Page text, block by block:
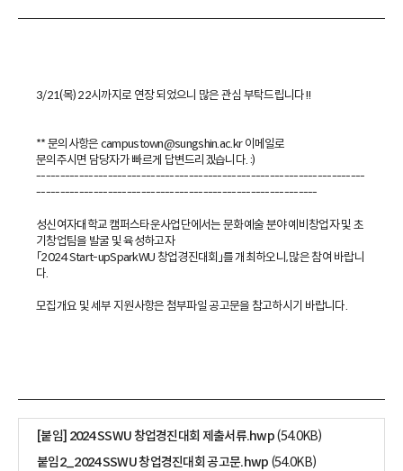
3/21(목) 22시까지로 연장 되었으니 많은 관심 부탁드립니다!!
** 문의사항은 campustown@sungshin.ac.kr 이메일로
문의주시면 담당자가 빠르게 답변드리겠습니다. :)
---------------------------------------------------------------------
-----------------------------------------------------------
성신여자대학교 캠퍼스타운사업단에서는 문화예술 분야 예비창업자 및 초
기창업팀을 발굴 및 육성하고자
「2024 Start-upSparkWU 창업경진대회」를 개최하오니, 많은 참여 바랍니
다.
모집개요 및 세부 지원사항은 첨부파일 공고문을 참고하시기 바랍니다.
[붙임] 2024 SSWU 창업경진대회 제출서류.hwp(54.0KB)
붙임2_2024 SSWU 창업경진대회 공고문.hwp (54.0KB)